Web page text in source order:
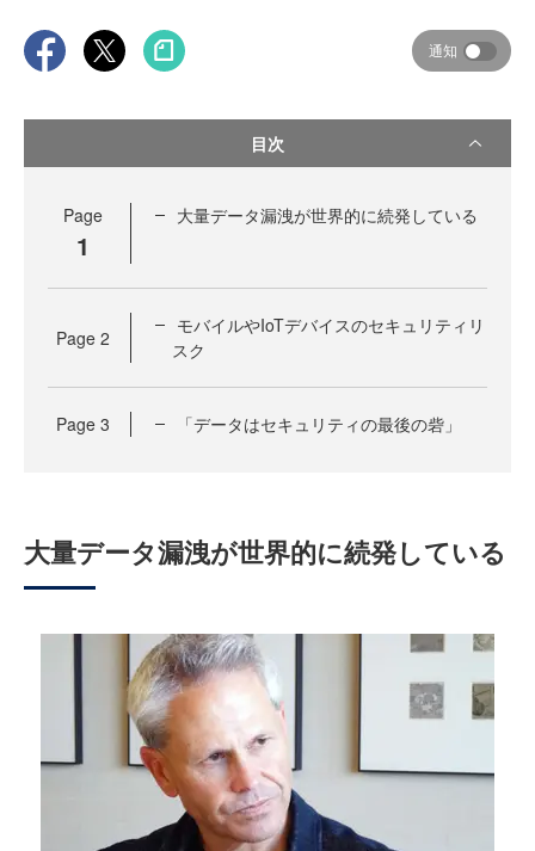
通知
目次
Page
1
大量データ漏洩が世界的に続発している
Page 2
モバイルやIoTデバイスのセキュリティリ
スク
Page 3 「データはセキュリティの最後の砦」
大量データ漏洩が世界的に続発している